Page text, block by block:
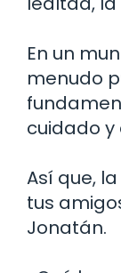
En un
menudo
cuidado y
Así que,
tus
Jonatán.